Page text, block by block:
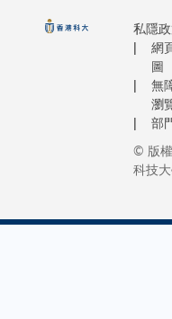
私隱
網
圖
無
瀏
部
© 版
科技